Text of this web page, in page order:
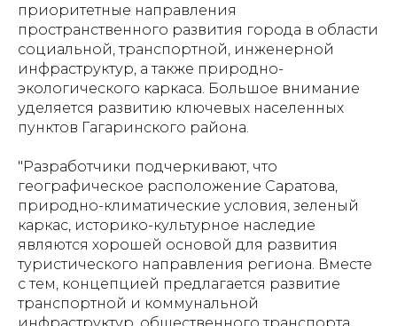
приоритетные направления
пространственного развития города в области
социальной, транспортной, инженерной
инфраструктур, а также природно-
экологического каркаса. Большое внимание
уделяется развитию ключевых населенных
пунктов Гагаринского района.
"Разработчики подчеркивают, что
географическое расположение Саратова,
природно-климатические условия, зеленый
каркас, историко-культурное наследие
являются хорошей основой для развития
туристического направления региона. Вместе
с тем, концепцией предлагается развитие
транспортной и коммунальной